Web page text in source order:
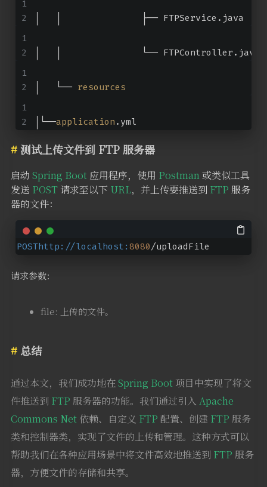
│   │               ├── FTPService.java
│   │               └── FTPController.java
│   └── resources
│└──application .yml
测试上传文件到 FTP 服务器
启动 Spring Boot应用程序，使用 Postman 或类似工具
发送 POST请求至以下 URL，并上传要推送到 FTP 服务
器的文件：
POSThttp ://localhost : 8080/uploadFile
请求参数：
file: 上传的文件。
总结
通过本文，我们成功地在Spring Boot项目中实现了将文
件推送到 FTP 服务器的功能。我们通过引入 Apache
Commons Net依赖、自定义 FTP 配置、创建FTP 服务
类和控制器类，实现了文件的上传和管理。这种方式可以
帮助我们在各种应用场景中将文件高效地推送到 FTP 服务
器，方便文件的存储和共享。